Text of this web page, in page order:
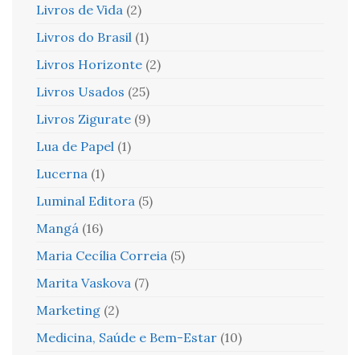
Livros de Vida (2)
Livros do Brasil (1)
Livros Horizonte (2)
Livros Usados (25)
Livros Zigurate (9)
Lua de Papel (1)
Lucerna (1)
Luminal Editora (5)
Mangá (16)
Maria Cecília Correia (5)
Marita Vaskova (7)
Marketing (2)
Medicina, Saúde e Bem-Estar (10)